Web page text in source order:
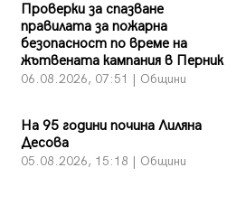
Проверки за спазване
правилата за пожарна
безопасност по време на
жътвената кампания в Перник
06.08.2026, 07:51 | Общини
На 95 години почина Лиляна
Десова
05.08.2026, 15:18 | Общини